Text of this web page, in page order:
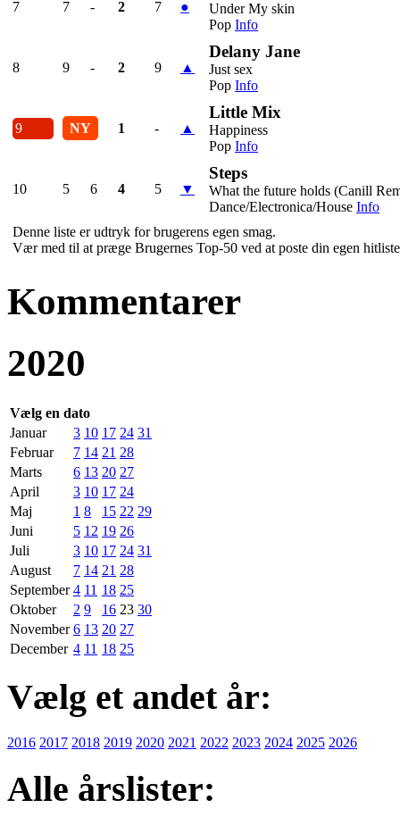
7 7 - 2 7 ●
Under My skin
Pop Info
8 9 - 2 9 ▲
Delany Jane
Just sex
Pop Info
9 NY 1 - ▲
Little Mix
Happiness
Pop Info
10 5 6 4 5 ▼
Steps
What the future holds (Canill
Dance/Electronica/House Info
Denne liste er udtryk for brugerens egen smag.
Vær med til at præge Brugernes Top-50 ved at poste din egen
Kommentarer
2020
Vælg en dato
Januar
3 10 17 24 31
Februar
7 14 21 28
Marts
6 13 20 27
April
3 10 17 24
Maj
1 8 15 22 29
Juni
5 12 19 26
Juli
3 10 17 24 31
August
7 14 21 28
September 4 11 18 25
Oktober
2 9 16 23 30
November 6 13 20 27
December 4 11 18 25
Vælg et andet år:
2016 2017 2018 2019 2020 2021 2022 2023 2024 2025 2026
Alle årslister: